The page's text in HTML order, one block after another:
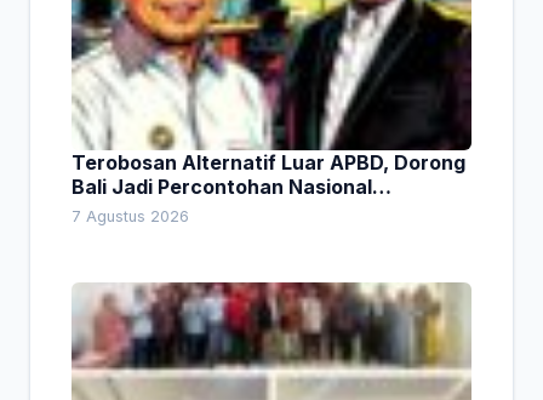
Terobosan Alternatif Luar APBD, Dorong
Bali Jadi Percontohan Nasional
Pembiayaan Daerah
7 Agustus 2026